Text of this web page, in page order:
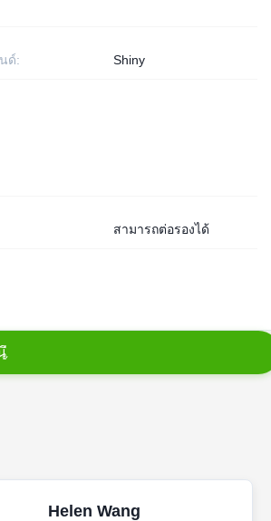
ด์: Shiny
สามารถต่อรองได้
Helen Wang